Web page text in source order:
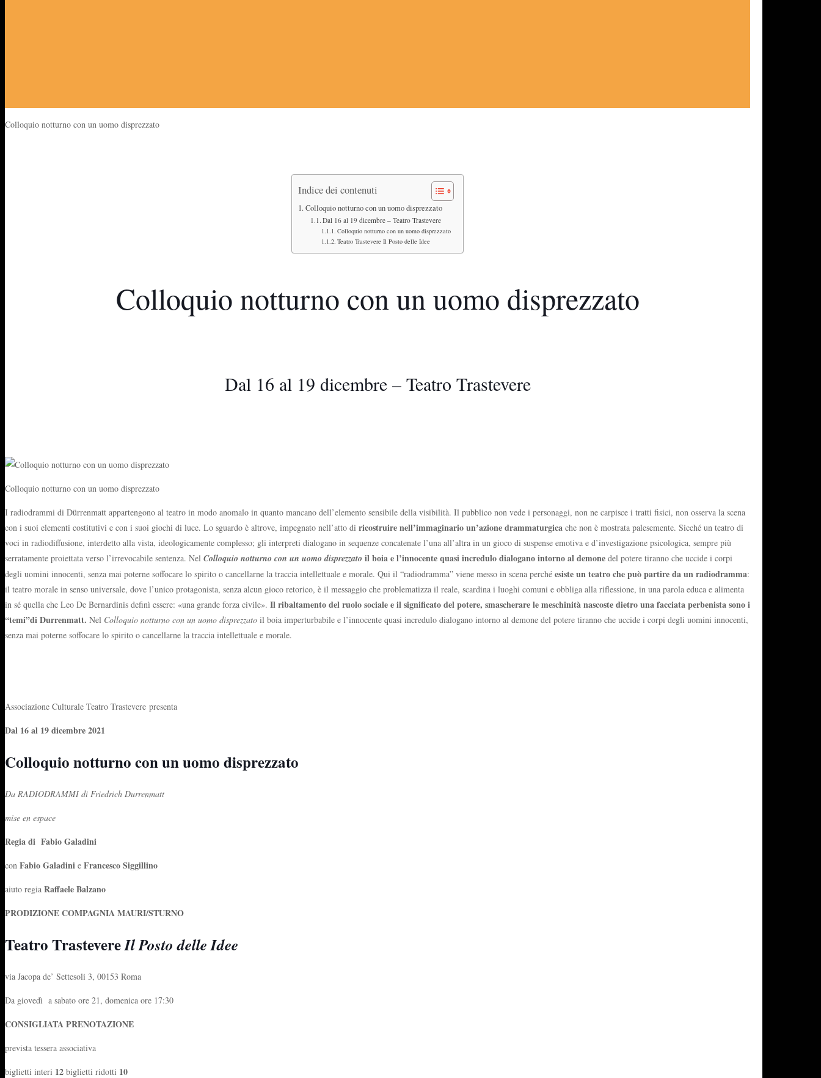
Colloquio notturno con un uomo disprezzato
Indice dei contenuti
Colloquio notturno con un uomo disprezzato
Dal 16 al 19 dicembre – Teatro Trastevere
Colloquio notturno con un uomo disprezzato
Teatro Trastevere Il Posto delle Idee
Colloquio notturno con un uomo disprezzato
Dal 16 al 19 dicembre – Teatro Trastevere
Colloquio notturno con un uomo disprezzato
I radiodrammi di Dürrenmatt appartengono al teatro in modo anomalo in quanto mancano dell’elemento sensibile della visibilità. Il pubblico non vede i personaggi, non ne carpisce i tratti fisici, non osserva la scena
con i suoi elementi costitutivi e con i suoi giochi di luce. Lo sguardo è altrove, impegnato nell’atto di ricostruire nell’immaginario un’azione drammaturgica che non è mostrata palesemente. Sicché un teatro di
voci in radiodiffusione, interdetto alla vista, ideologicamente complesso; gli interpreti dialogano in sequenze concatenate l’una all’altra in un gioco di suspense emotiva e d’investigazione psicologica, sempre più
serratamente proiettata verso l’irrevocabile sentenza. Nel Colloquio notturno con un uomo disprezzato il boia e l’innocente quasi incredulo dialogano intorno al demone del potere tiranno che uccide i corpi
degli uomini innocenti, senza mai poterne soffocare lo spirito o cancellarne la traccia intellettuale e morale. Qui il “radiodramma” viene messo in scena perché esiste un teatro che può partire da un radiodramma:
il teatro morale in senso universale, dove l’unico protagonista, senza alcun gioco retorico, è il messaggio che problematizza il reale, scardina i luoghi comuni e obbliga alla riflessione, in una parola educa e alimenta
in sé quella che Leo De Bernardinis definì essere: «una grande forza civile». Il ribaltamento del ruolo sociale e il significato del potere, smascherare le meschinità nascoste dietro una facciata perbenista sono i
“temi”di Durrenmatt. Nel Colloquio notturno con un uomo disprezzato il boia imperturbabile e l’innocente quasi incredulo dialogano intorno al demone del potere tiranno che uccide i corpi degli uomini innocenti,
senza mai poterne soffocare lo spirito o cancellarne la traccia intellettuale e morale.
Associazione Culturale Teatro Trastevere presenta
Dal 16 al 19 dicembre 2021
Colloquio notturno con un uomo disprezzato
Da RADIODRAMMI di Friedrich Durrenmatt
mise en espace
Regia di Fabio Galadini
con Fabio Galadini e Francesco Siggillino
aiuto regia Raffaele Balzano
PRODIZIONE COMPAGNIA MAURI/STURNO
Teatro TrastevereIl Posto delle Idee
via Jacopa de’ Settesoli 3, 00153 Roma
Da giovedì a sabato ore 21, domenica ore 17:30
CONSIGLIATA PRENOTAZIONE
prevista tessera associativa
biglietti interi 12 biglietti ridotti 10